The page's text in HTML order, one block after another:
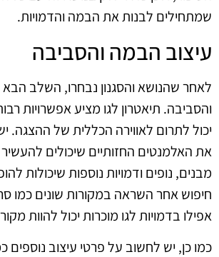
שמתחילים לבנות את הבמה והדמויות.
עיצוב הבמה והסביבה
לאחר שהנושא והסגנון נבחרו, השלב
והסביבה. תיאטרון לגו מציע אפשרויות
יכול לתרום לאווירה הכללית של ההצגה.
את האלמנטים החזותיים שיכולים
מבנים, נופים ודמויות נוספות שיכולות
חיפוש אחר השראה במקורות שונים כמו
אפילו בדמויות לגו מוכרות יכול להוות מקור
כמו כן, יש לחשוב על פרטי עיצוב נוספים